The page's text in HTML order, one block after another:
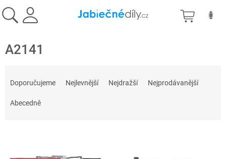
na
obsah
A2141
Doporučujeme Nejlevnější Nejdražší Nejprodávanější
Abecedně